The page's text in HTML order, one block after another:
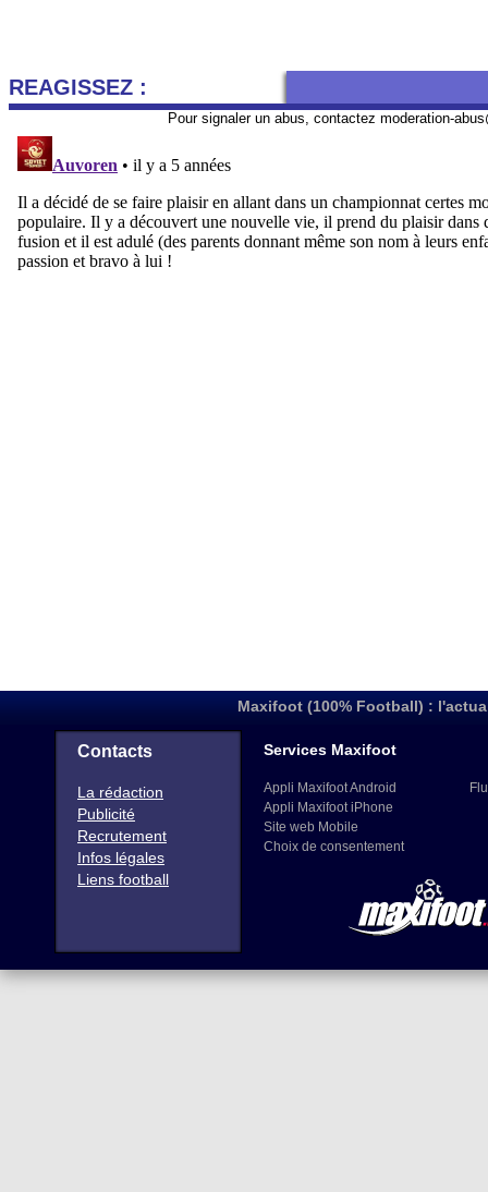
REAGISSEZ :
Pour signaler un abus, contactez moderation-
Maxifoot (100% Football) :
Contacts
La rédaction
Publicité
Recrutement
Infos légales
Liens football
Services Maxifoot
Appli Maxifoot Android
Appli Maxifoot iPhone
Site web Mobile
Choix de consentement